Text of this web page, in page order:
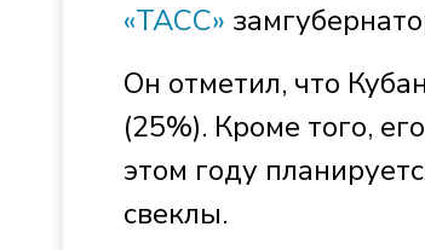
«ТАСС»
Он отметил, что
(25%). Кроме того,
этом году
свеклы.